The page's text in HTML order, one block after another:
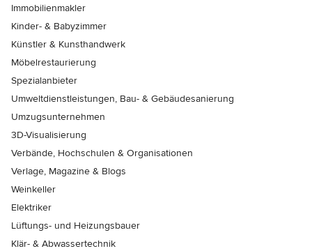
Immobilienmakler
Kinder- & Babyzimmer
Künstler & Kunsthandwerk
Möbelrestaurierung
Spezialanbieter
Umweltdienstleistungen, Bau- & Gebäudesanierung
Umzugsunternehmen
3D-Visualisierung
Verbände, Hochschulen & Organisationen
Verlage, Magazine & Blogs
Weinkeller
Elektriker
Lüftungs- und Heizungsbauer
Klär- & Abwassertechnik